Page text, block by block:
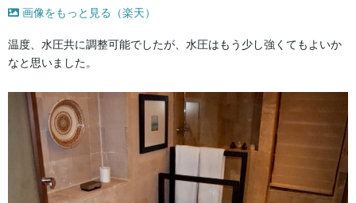
画像をもっと見る（楽天）
温度、水圧共に調整可能でしたが、水圧はもう少し強くてもよいか
なと思いました。